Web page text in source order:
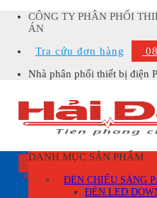
Skip
CÔNG TY PHÂN PHỐI
ÁN
Tra cứu đơn hàng
Nhà phân phối thiết bị điện
DANH MỤC SẢN PHẨM
ĐÈN CHIẾU SÁNG
ĐÈN LED